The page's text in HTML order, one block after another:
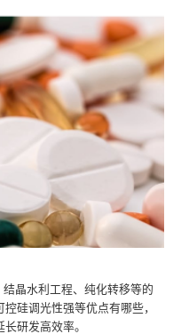
晶水利工程、纯化转移等的
硅调光性强等优点有哪些，
研发高效率。